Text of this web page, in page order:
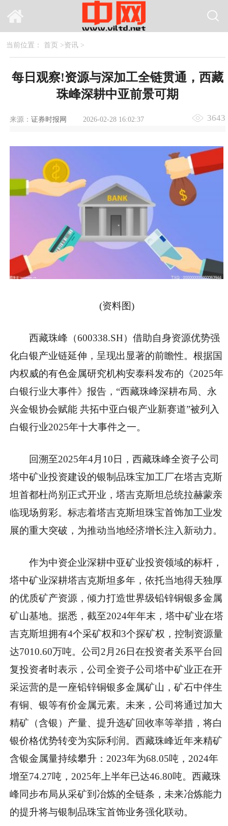
当前位置： 首页 >资讯>
每日观察!资源与深加工全链贯通，西藏
珠峰深耕中亚前景可期
来源： 证券时报网 2026-02-28 16:02:37 3643
(资料图)
西藏珠峰（600338.SH）借助自身资源优势强
化白银产业链延伸，呈现出显著的前瞻性。根据国
内权威的有色金属研究机构安泰科发布的《2025年
白银行业大事件》报告，“西藏珠峰深耕布局、永
兴金银协会赋能 共拓中亚白银产业新赛道”被列入
白银行业2025年十大事件之一。
回溯至2025年4月10日，西藏珠峰全资子公司
塔中矿业投资建设的银制品珠宝加工厂在塔吉克斯
坦首都杜尚别正式开业，塔吉克斯坦总统拉赫蒙亲
临现场剪彩。标志着塔吉克斯坦珠宝首饰加工业发
展的重大突破，为推动当地经济增长注入新动力。
作为中资企业深耕中亚矿业投资领域的标杆，
塔中矿业深耕塔吉克斯坦多年，依托当地得天独厚
的优质矿产资源，倾力打造世界级铅锌铜银多金属
矿山基地。据悉，截至2024年年末，塔中矿业在塔
吉克斯坦拥有4个采矿权和3个探矿权，控制资源量
达7010.60万吨。公司2月26日在投资者关系平台回
复投资者时表示，公司全资子公司塔中矿业正在开
采运营的是一座铅锌铜银多金属矿山，矿石中伴生
有铜、银等有价金属元素。未来，公司将通过加大
精矿（含银）产量、提升选矿回收率等举措，将白
银价格优势转变为实际利润。西藏珠峰近年来精矿
含银金属量持续攀升：2023年为68.05吨，2024年
增至74.27吨，2025年上半年已达46.80吨。西藏珠
峰同步布局从采矿到冶炼的全链条，未来冶炼能力
的提升将与银制品珠宝首饰业务强化联动。